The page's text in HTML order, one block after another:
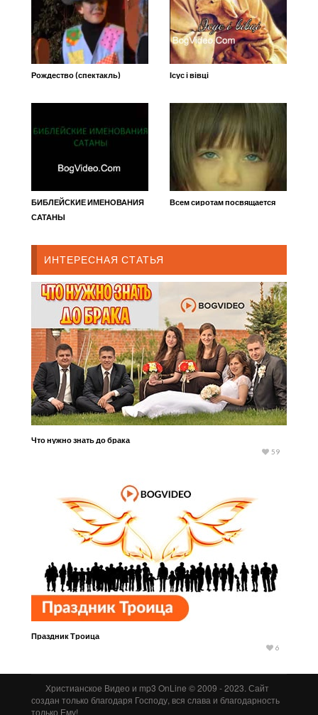
Рождество (спектакль) Ісус і вівці
БИБЛЕЙСКИЕ ИМЕНОВАНИЯ
САТАНЫ
Всем сиротам посвящается
ИНТЕРЕСНАЯ СТАТЬЯ
Что нужно знать до брака
59
Праздник Троица
6
Христианское Видео и mp3 OnLine © 2009 - 2023. Сайт
создан только благодаря Господу, вся слава и благодарность
только Ему!